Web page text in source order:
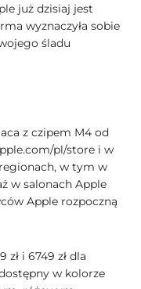
już dzisiaj jest
wyznaczyła sobie
śladu
z czipem M4 od
pl/store i w
w tym w
w salonach Apple
Apple rozpoczną
zł i 6749 zł dla
w kolorze